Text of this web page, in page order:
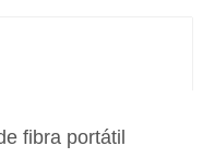
fibra portátil